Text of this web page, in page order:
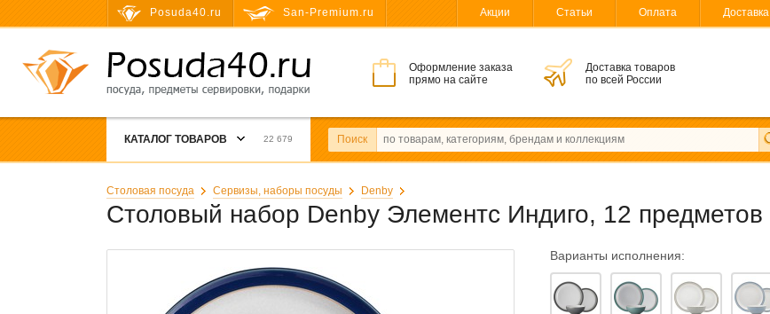
Posuda40.ru San-Premium.ru Акции Статьи Оплата Доставка
Оформление заказа
прямо на сайте
Доставка товаров
по всей России
КАТАЛОГ ТОВАРОВ 22 679 Поиск
Столовая посуда Сервизы, наборы посуды Denby
Столовый набор Denby Элементс Индиго, 12 предметов
Варианты исполнения: